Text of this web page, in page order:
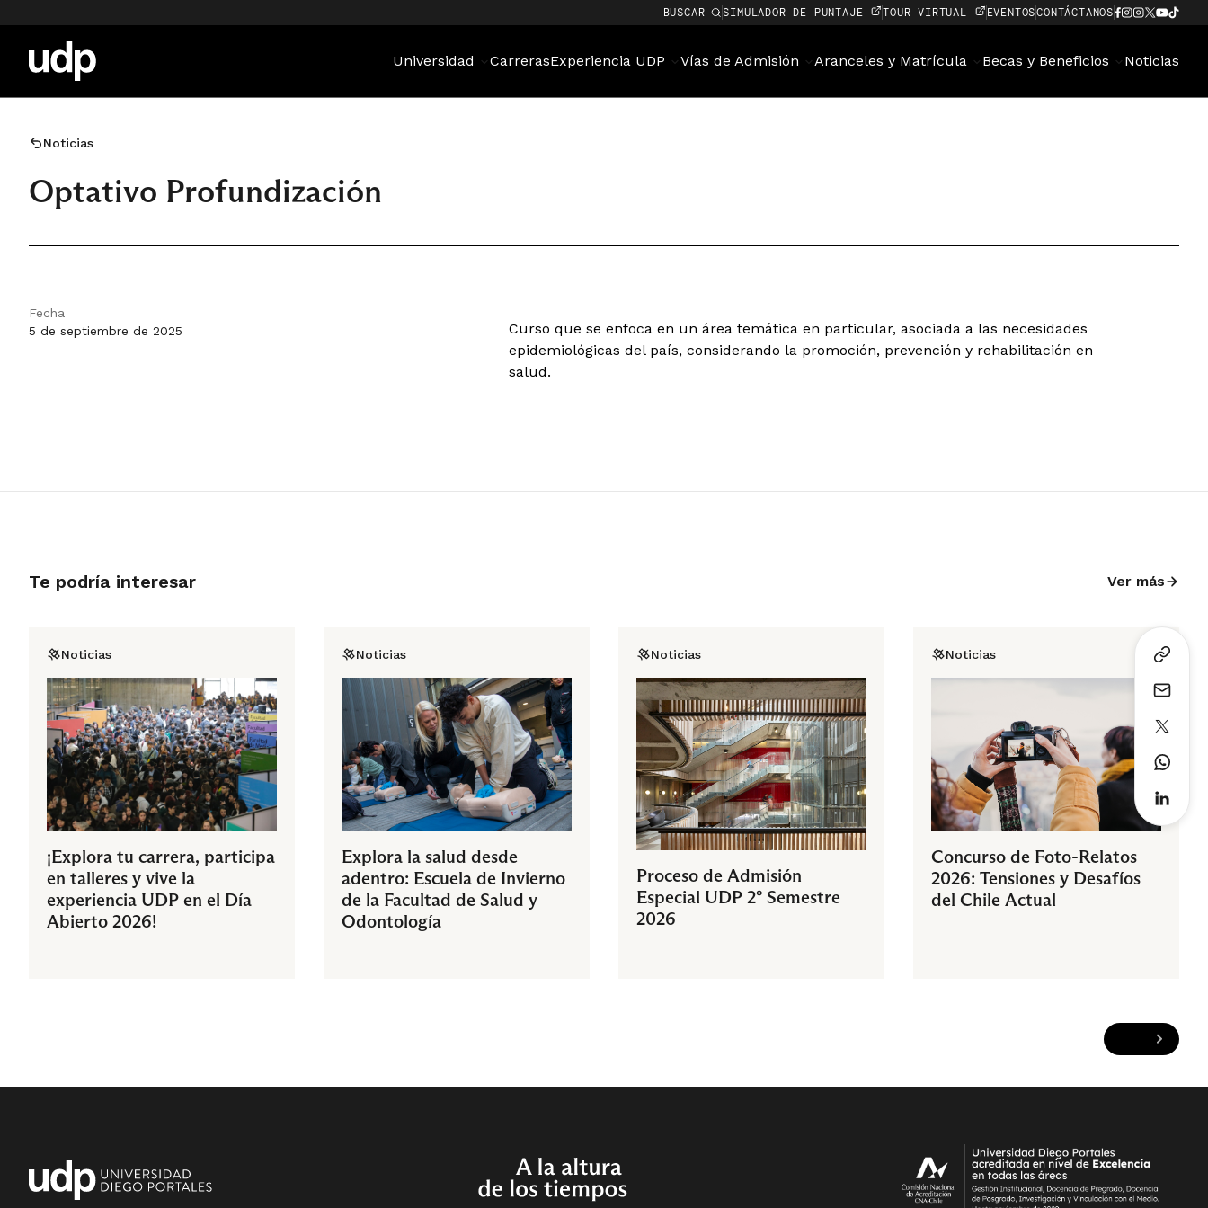
BUSCAR SIMULADOR DE PUNTAJE TOUR VIRTUAL EVENTOSCONTÁCTANOS
Universidad CarrerasExperiencia UDP Vías de Admisión Aranceles y Matrícula Becas y Beneficios Noticias
Noticias
Optativo Profundización
Fecha
5 de septiembre de 2025
Curso que se enfoca en un área temática en particular, asociada a las necesidades
epidemiológicas del país, considerando la promoción, prevención y rehabilitación en
salud.
Te podría interesar Ver más
Noticias
¡Explora tu carrera, participa
en talleres y vive la
experiencia UDP en el Día
Abierto 2026!
Noticias
Explora la salud desde
adentro: Escuela de Invierno
de la Facultad de Salud y
Odontología
Noticias
Proceso de Admisión
Especial UDP 2° Semestre
2026
Noticias
Concurso de Foto-Relatos
2026: Tensiones y Desafíos
del Chile Actual